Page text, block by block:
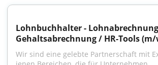
Lohnbuchhalter -
Gehaltsabrechnung / HR-Tools
Wir sind eine gelebte Partnerschaft mit